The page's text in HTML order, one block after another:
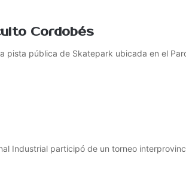
Cordobés
pista pública de Skatepark ubicada en el
Industrial participó de un torneo